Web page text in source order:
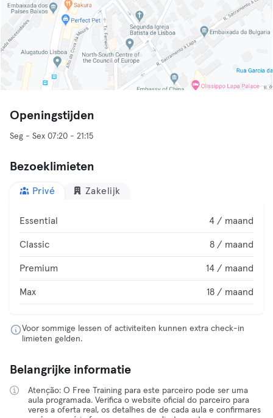
Openingstijden
Seg - Sex 07:20 - 21:15
Bezoeklimieten
Privé Zakelijk
Essential 4 / maand
Classic 8 / maand
Premium 14 / maand
Max 18 / maand
Voor sommige lessen of activiteiten kunnen extra check-in
limieten gelden.
Belangrijke informatie
Atenção: O Free Training para este parceiro pode ser uma
aula programada. Verifica o website oficial do parceiro para
veres a oferta real, os detalhes de de cada aula e confirmares